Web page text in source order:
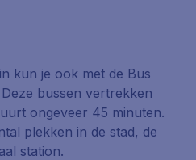
kun je ook met de Bus
bussen vertrekken
ongeveer 45 minuten.
plekken in de stad, de
station.